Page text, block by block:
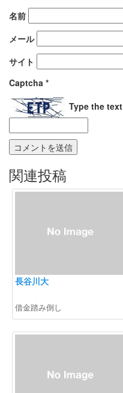
名前
メール
サイト
Captcha *
Type the
関連投稿
長谷川大
借金踏み倒し